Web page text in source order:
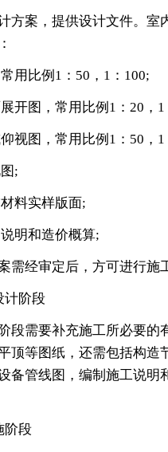
案，提供设计文件。室
比例1：50，1：100;
图，常用比例1：20，1
图，常用比例1：50，1
;
料实样版面;
和造价概算;
经审定后，方可进行施工
阶段
需要补充施工所必要的
顶等图纸，还需包括构造
备管线图，编制施工说明
段